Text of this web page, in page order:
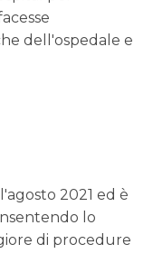
dell'ospedale e
2021 ed è
lo
di procedure